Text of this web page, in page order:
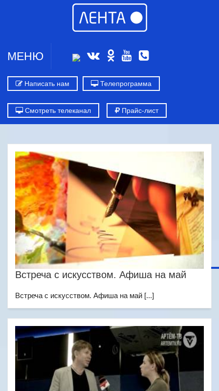
МЕНЮ
Написать нам Телепрограмма
Смотреть телеканал Прайс-лист
Встреча с искусством. Афиша на май
Встреча с искусством. Афиша на май [...]